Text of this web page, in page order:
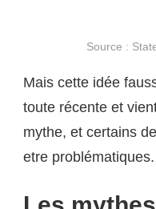
Source :
Mais cette idée
toute récente et
mythe, et certains
etre problématiques.